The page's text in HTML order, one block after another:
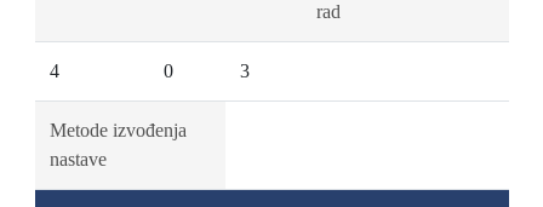
rad
4 0 3
Metode izvođenja
nastave